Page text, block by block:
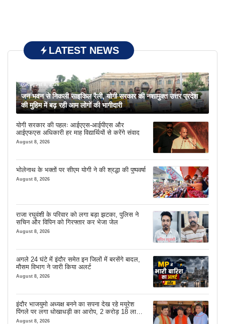
LATEST NEWS
August 8, 2026
जन भवन से निकली साइकिल रैली, योगी सरकार की नशामुक्त उत्तर प्रदेश
की मुहिम में बढ़ रही आम लोगों की भागीदारी
योगी सरकार की पहलः आईएएस-आईपीएस और
आईएफएस अधिकारी हर माह विद्यार्थियों से करेंगे संवाद
August 8, 2026
भोलेनाथ के भक्तों पर सीएम योगी ने की श्रद्धा की पुष्पवर्षा
August 8, 2026
राजा रघुवंशी के परिवार को लगा बड़ा झटका, पुलिस ने
सचिन और विपिन को गिरफ्तार कर भेजा जेल
August 8, 2026
अगले 24 घंटे में इंदौर समेत इन जिलों में बरसेंगे बादल,
मौसम विभाग ने जारी किया अलर्ट
August 8, 2026
इंदौर भाजयुमो अध्यक्ष बनने का सपना देख रहे मयूरेश
पिंगले पर लगा धोखाधड़ी का आरोप, 2 करोड़ 18 लाख
लेने के बाद भी नहीं दिया जमीन का कब्जा
August 8, 2026